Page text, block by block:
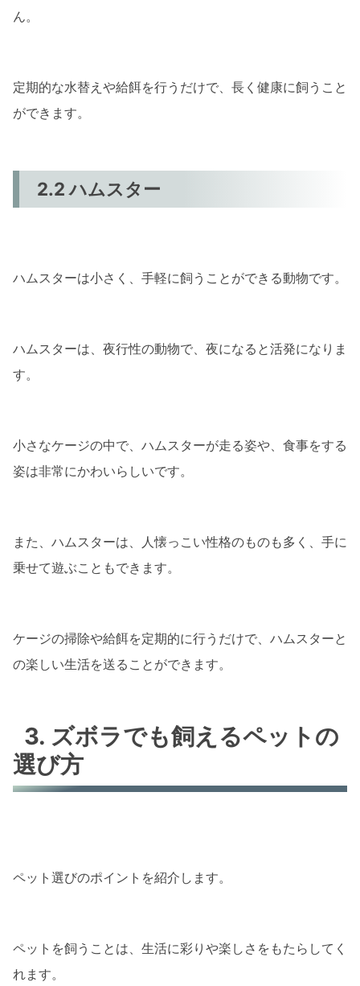
ん。
定期的な水替えや給餌を行うだけで、長く健康に飼うこと
ができます。
2.2 ハムスター
ハムスターは小さく、手軽に飼うことができる動物です。
ハムスターは、夜行性の動物で、夜になると活発になりま
す。
小さなケージの中で、ハムスターが走る姿や、食事をする
姿は非常にかわいらしいです。
また、ハムスターは、人懐っこい性格のものも多く、手に
乗せて遊ぶこともできます。
ケージの掃除や給餌を定期的に行うだけで、ハムスターと
の楽しい生活を送ることができます。
3. ズボラでも飼えるペットの
選び方
ペット選びのポイントを紹介します。
ペットを飼うことは、生活に彩りや楽しさをもたらしてく
れます。